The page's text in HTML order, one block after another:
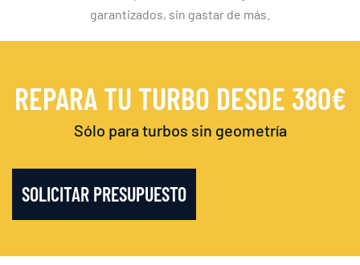
garantizados, sin gastar de más.
REPARA TU TURBO DESDE 380€
Sólo para turbos sin geometría
SOLICITAR PRESUPUESTO